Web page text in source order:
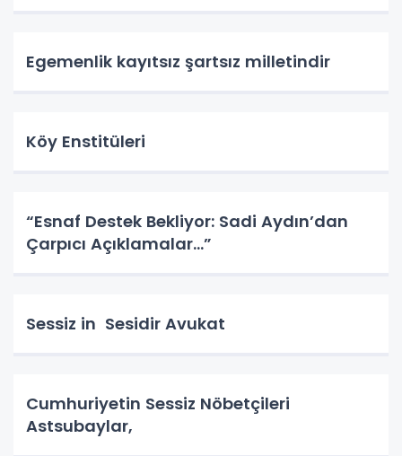
Egemenlik kayıtsız şartsız milletindir
Köy Enstitüleri
“Esnaf Destek Bekliyor: Sadi Aydın’dan
Çarpıcı Açıklamalar…”
Sessiz in Sesidir Avukat
Cumhuriyetin Sessiz Nöbetçileri
Astsubaylar,